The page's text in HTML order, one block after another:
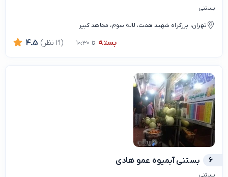
بستنی
تهران، بزرگراه شهید همت، لاله سوم، مجاهد کبیر
بسته تا 10:30 4.5 (21 نظر)
6 بستنی آبمیوه عمو هادی
بستنی